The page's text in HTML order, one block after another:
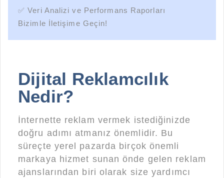
✅ Veri Analizi ve Performans Raporları
Bizimle İletişime Geçin!
Dijital Reklamcılık
Nedir?
İnternette reklam vermek istediğinizde
doğru adımı atmanız önemlidir. Bu
süreçte yerel pazarda birçok önemli
markaya hizmet sunan önde gelen reklam
ajanslarından biri olarak size yardımcı